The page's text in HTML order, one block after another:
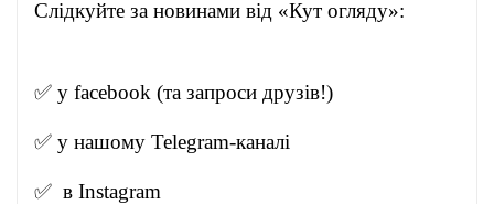
Слідкуйте за новинами від «Кут огляду»:
✅ у facebook (та запроси друзів!)
✅ у нашому Telegram-каналі
✅ в Instagram